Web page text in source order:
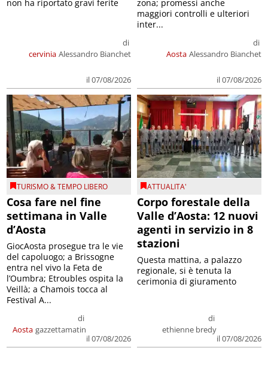
cervinia
di
Alessandro Bianchet
il 07/08/2026
non ha riportato gravi ferite
Aosta
di
Alessandro Bianchet
il 07/08/2026
zona; promessi anche
maggiori controlli e ulteriori
inter...
TURISMO & TEMPO LIBERO
Cosa fare nel fine
settimana in Valle
d’Aosta
Aosta
di
gazzettamatin
il 07/08/2026
GiocAosta prosegue tra le vie
del capoluogo; a Brissogne
entra nel vivo la Feta de
l’Oumbra; Etroubles ospita la
Veillà; a Chamois tocca al
Festival A...
ATTUALITA'
Corpo forestale della
Valle d’Aosta: 12 nuovi
agenti in servizio in 8
stazioni
di
ethienne bredy
il 07/08/2026
Questa mattina, a palazzo
regionale, si è tenuta la
cerimonia di giuramento